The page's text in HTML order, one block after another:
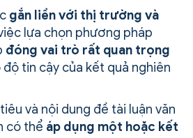
gắn liền với thị trường và
lựa chọn phương pháp
đóng vai trò rất quan trọng
tin cậy của kết quả nghiên
và nội dung đề tài luận văn
có thể áp dụng một hoặc kết